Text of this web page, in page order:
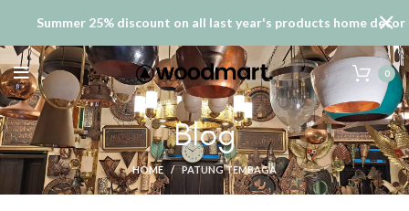
0
Blog
HOME PATUNG TEMBAGA
Summer 25% discount on all last year's products home decor